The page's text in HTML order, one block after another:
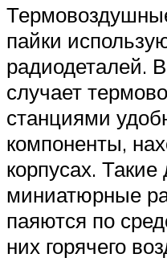
пайки
радиодеталей.
случает
станциями
компоненты,
корпусах.
миниатюрные
паяются по
них горячего